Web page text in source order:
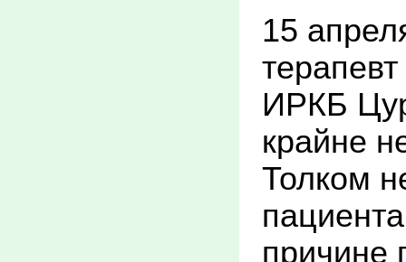
В целях
острыми
сердца
15
ИРКБ
крайне
Толком
причине